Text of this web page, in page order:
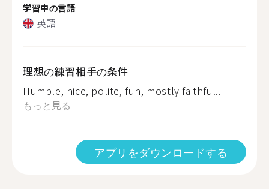
学習中の言語
英語
理想の練習相手の条件
Humble, nice, polite, fun, mostly faithfu...
もっと見る
アプリをダウンロードする